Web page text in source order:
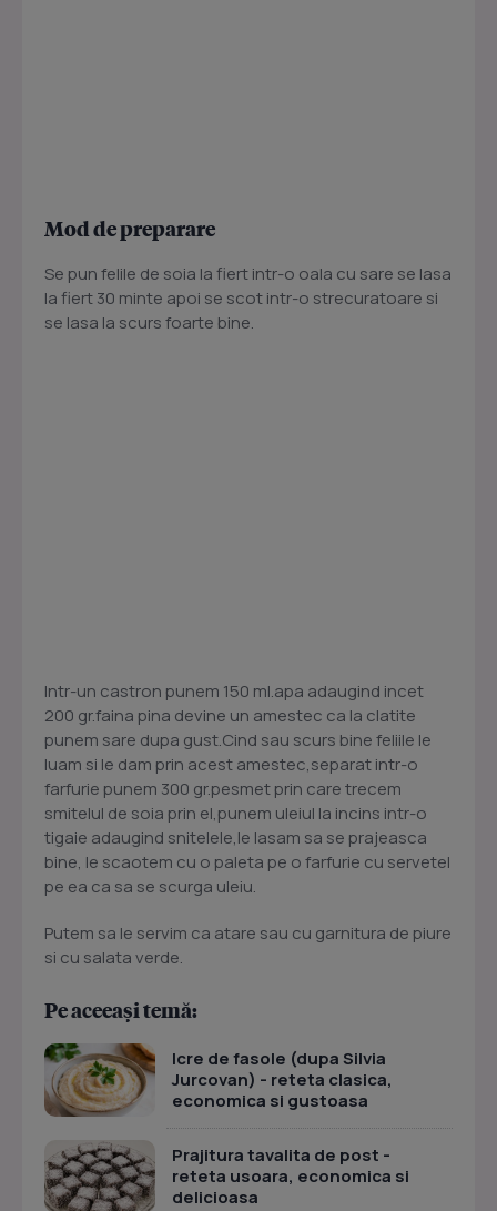
Mod de preparare
Se pun felile de soia la fiert intr-o oala cu sare se lasa
la fiert 30 minte apoi se scot intr-o strecuratoare si
se lasa la scurs foarte bine.
Intr-un castron punem 150 ml.apa adaugind incet
200 gr.faina pina devine un amestec ca la clatite
punem sare dupa gust.Cind sau scurs bine feliile le
luam si le dam prin acest amestec,separat intr-o
farfurie punem 300 gr.pesmet prin care trecem
smitelul de soia prin el,punem uleiul la incins intr-o
tigaie adaugind snitelele,le lasam sa se prajeasca
bine, le scaotem cu o paleta pe o farfurie cu servetel
pe ea ca sa se scurga uleiu.
Putem sa le servim ca atare sau cu garnitura de piure
si cu salata verde.
Pe aceeași temă:
Icre de fasole (dupa Silvia
Jurcovan) - reteta clasica,
economica si gustoasa
Prajitura tavalita de post -
reteta usoara, economica si
delicioasa